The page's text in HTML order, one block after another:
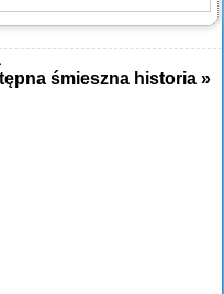
śmieszna historia »